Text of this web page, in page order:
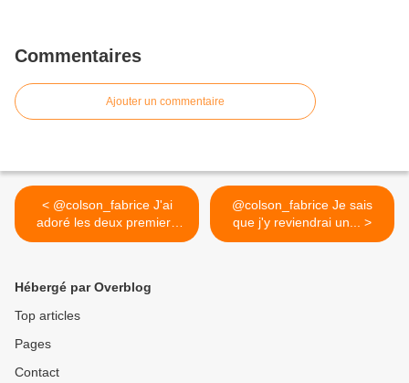
Commentaires
Ajouter un commentaire
< @colson_fabrice J'ai
adoré les deux premiers
et...
@colson_fabrice Je sais
que j'y reviendrai un... >
Hébergé par Overblog
Top articles
Pages
Contact